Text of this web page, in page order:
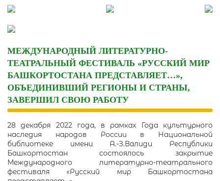
Skip
content
МЕЖДУНАРОДНЫЙ ЛИТЕРАТУРНО-
ТЕАТРАЛЬНЫЙ ФЕСТИВАЛЬ «РУССКИЙ МИР
БАШКОРТОСТАНА ПРЕДСТАВЛЯЕТ…»,
ОБЪЕДИНИВШИЙ РЕГИОНЫ И СТРАНЫ,
ЗАВЕРШИЛ СВОЮ РАБОТУ
28 декабря 2022 года, в рамках Года культурного
наследия народов России в Национальной
библиотеке имени А.-З.Валиди Республики
Башкортостан состоялось закрытие
Международного литературно-театрального
фестиваля «Русский мир Башкортостана